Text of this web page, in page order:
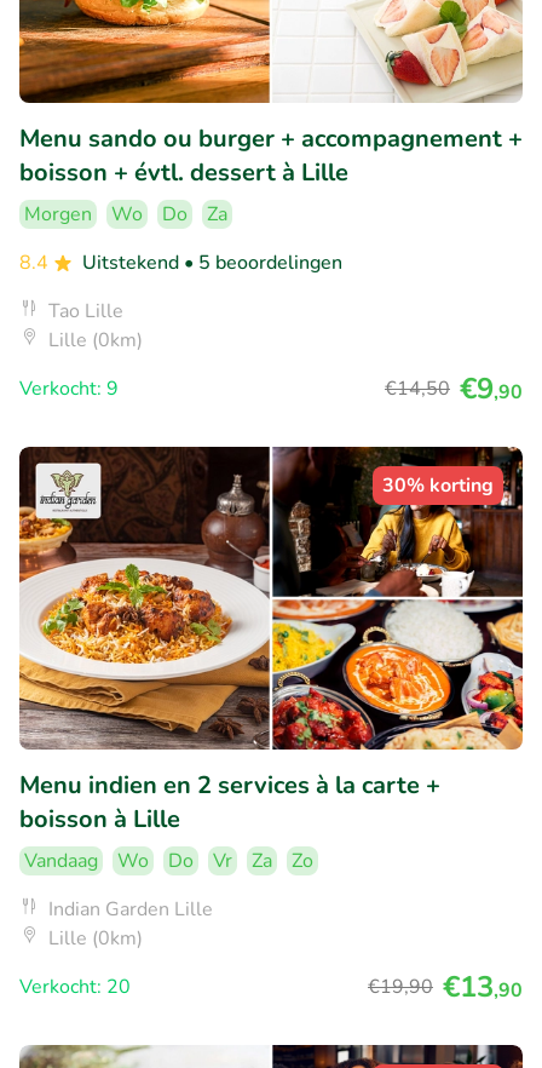
Menu sando ou burger + accompagnement +
boisson + évtl. dessert à Lille
Morgen Wo Do
Za
8.4
Uitstekend • 5 beoordelingen
Tao Lille
Lille (0km)
Verkocht: 9
€14,50 €9,90
30% korting
Menu indien en 2 services à la carte +
boisson à Lille
Vandaag Wo Do Vr Za
Zo
Indian Garden Lille
Lille (0km)
Verkocht: 20
€19,90 €13,90